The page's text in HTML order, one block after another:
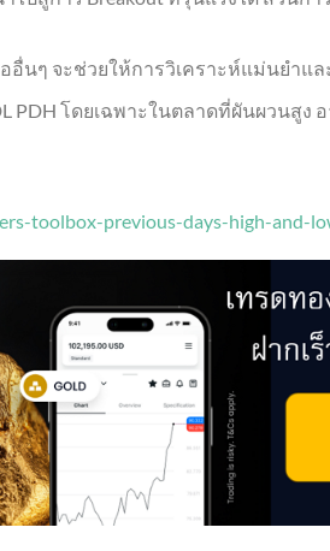
ออื่นๆ จะช่วยให้การวิเคราะห์แม่นยำแ
PDH โดยเฉพาะในตลาดที่ผันผวนสูง
toolbox-previous-days-high-and-